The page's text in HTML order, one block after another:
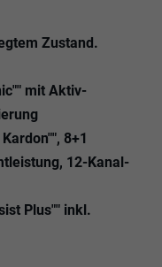
Zustand.
mit Aktiv-
8+1
12-Kanal-
Plus"" inkl.